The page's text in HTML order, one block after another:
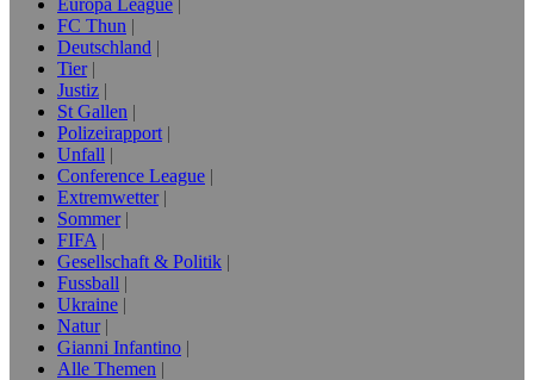
Europa League
FC Thun
Deutschland
Tier
Justiz
St Gallen
Polizeirapport
Unfall
Conference League
Extremwetter
Sommer
FIFA
Gesellschaft & Politik
Fussball
Ukraine
Natur
Gianni Infantino
Alle Themen